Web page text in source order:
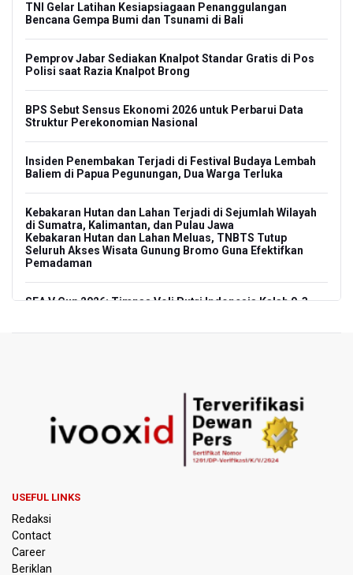
TNI Gelar Latihan Kesiapsiagaan Penanggulangan
Bencana Gempa Bumi dan Tsunami di Bali
Pemprov Jabar Sediakan Knalpot Standar Gratis di Pos
Polisi saat Razia Knalpot Brong
BPS Sebut Sensus Ekonomi 2026 untuk Perbarui Data
Struktur Perekonomian Nasional
Insiden Penembakan Terjadi di Festival Budaya Lembah
Baliem di Papua Pegunungan, Dua Warga Terluka
Kebakaran Hutan dan Lahan Terjadi di Sejumlah Wilayah
di Sumatra, Kalimantan, dan Pulau Jawa
Kebakaran Hutan dan Lahan Meluas, TNBTS Tutup
Seluruh Akses Wisata Gunung Bromo Guna Efektifkan
Pemadaman
SEA V Cup 2026: Timnas Voli Putri Indonesia Kalah 0-3
Pakar: Pengungkapan TPPU Eks Jampidsus Febrie
Adriansyah Harus Buktikan Pidana Asal
Tim 9 Kejagung Periksa Febrie Adransayah sebagai
Tersangka dan Saksi Terkait Kasus TPPU
Nasional
Kemarau Panjang, BNPB Minta Kalbar Tinjau Perda Bakar
Lahan
USEFUL LINKS
Redaksi
Contact
Career
Beriklan